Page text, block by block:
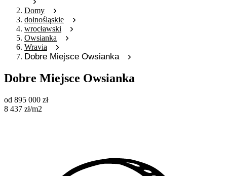
Domy
dolnośląskie
wrocławski
Owsianka
Wravia
Dobre Miejsce Owsianka
Dobre Miejsce Owsianka
od 895 000 zł
8 437 zł/m2